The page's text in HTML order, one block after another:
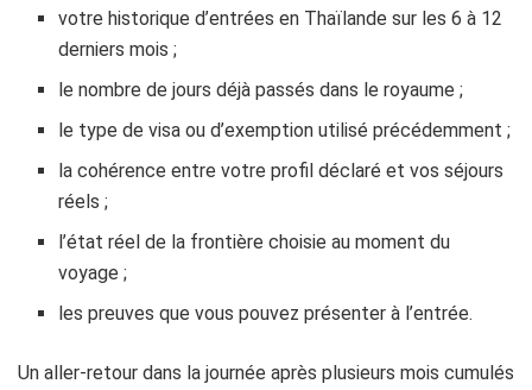
votre historique d’entrées en Thaïlande sur les 6 à 12
derniers mois ;
le nombre de jours déjà passés dans le royaume ;
le type de visa ou d’exemption utilisé précédemment ;
la cohérence entre votre profil déclaré et vos séjours
réels ;
l’état réel de la frontière choisie au moment du
voyage ;
les preuves que vous pouvez présenter à l’entrée.
Un aller-retour dans la journée après plusieurs mois cumulés